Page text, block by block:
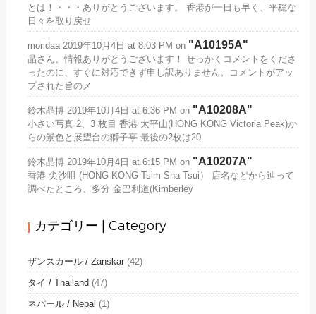
とは！・・・ありがとうございます。 香港が一日も早く、平穏な
日々を取り戻せ
moridaa 2019年10月4日 at 8:03 PM on A10195A
晶さん、情報ありがとうございます！ せっかくコメントをくださ
ったのに、すぐに対応できず申し訳ありません。コメントがアッ
プされた旨のメ
鈴木晶博 2019年10月4日 at 6:36 PM on A10208A
小さい写真 2、3 枚目 香港 太平山(HONG KONG Victoria Peak)か
らの景色と展望台の獅子亭 最後の2枚は20
鈴木晶博 2019年10月4日 at 6:15 PM on A10207A
香港 尖沙咀 (HONG KONG Tsim Sha Tsui） 店名などから辿って
調べたところ、多分 金巴利道(Kimberley
カテゴリー | Category
ザンスカール / Zanskar (42)
タイ / Thailand (47)
ネパール / Nepal (1)